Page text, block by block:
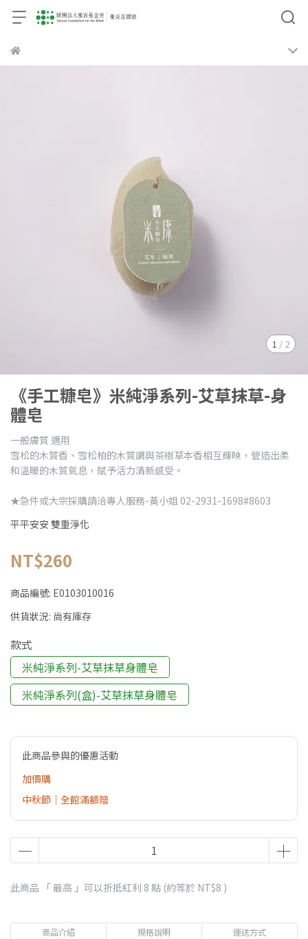
1 / 2
《手工糠皂》米純淨系列-艾草抹草-身
體皂
一般膚質 適用
雪松的木質香、雪松柏的木質調與茶樹草本香相互輝映，營造出柔
和溫暖的木質氣息，賦予活力清新感受。
★急件或大宗採購請洽專人服務-黃小姐 02-2931-1698#8603
平平安安 雙重淨化
NT$260
商品編號: E0103010016
供貨狀況: 尚有庫存
款式
米純淨系列-艾草抹草身體皂
米純淨系列(盒)-艾草抹草身體皂
此商品參與的優惠活動
加價購
中秋節｜全館滿額贈
此商品 「 最高 」可以折抵紅利 8 點 (約等於 NT$8 )
商品介紹 規格說明 運送方式